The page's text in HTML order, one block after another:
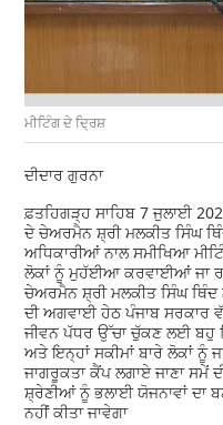
ਮੀਟਿੰਗ ਦੇ ਦ੍ਰਿਸ਼
ਦੀਦਾਰ ਗੁਰਨਾ
ਫ਼ਤਹਿਗੜ੍ਹ ਸਾਹਿਬ 7 ਜੁਲਾਈ
ਦੇ ਚੇਅਰਮੈਨ ਸ਼੍ਰੀ ਮਲਕੀਤ ਸਿੰਘ
ਅਧਿਕਾਰੀਆਂ ਨਾਲ ਸਮੀਖਿਆ
ਲੋਕਾਂ ਨੂੰ ਮੁਹੱਈਆ ਕਰਵਾਈਆਂ ਜਾ
ਚੇਅਰਮੈਨ ਸ਼੍ਰੀ ਮਲਕੀਤ ਸਿੰਘ ਥਿੰਦ
ਦੀ ਅਗਵਾਈ ਹੇਠ ਪੰਜਾਬ ਸਰਕਾਰ
ਜੀਵਨ ਪੱਧਰ ਉੱਚਾ ਚੁੱਕਣ ਲਈ ਬਹੁ
ਅਤੇ ਇਨ੍ਹਾਂ ਸਕੀਮਾਂ ਬਾਰੇ ਲੋਕਾਂ ਨੂੰ
ਜਾਗਰੂਕਤਾ ਕੈਂਪ ਲਗਾਏ ਜਾਣਾ ਸਮੇਂ
ਸ਼੍ਰੇਣੀਆਂ ਨੂੰ ਭਲਾਈ ਯੋਜਨਾਵਾਂ ਦਾ
ਨਹੀਂ ਕੀਤਾ ਜਾਵੇਗਾ